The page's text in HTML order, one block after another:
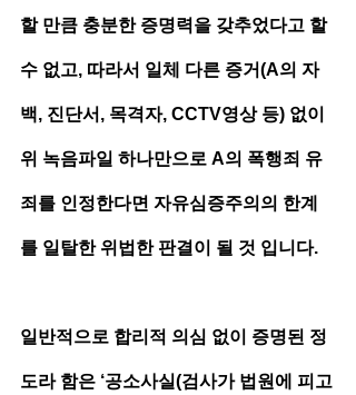
할 만큼 충분한 증명력을 갖추었다고 할
수 없고, 따라서 일체 다른 증거(A의 자
백, 진단서, 목격자, CCTV영상 등) 없이
위 녹음파일 하나만으로 A의 폭행죄 유
죄를 인정한다면 자유심증주의의 한계
를 일탈한 위법한 판결이 될 것 입니다.
일반적으로 합리적 의심 없이 증명된 정
도라 함은 ‘공소사실(검사가 법원에 피고